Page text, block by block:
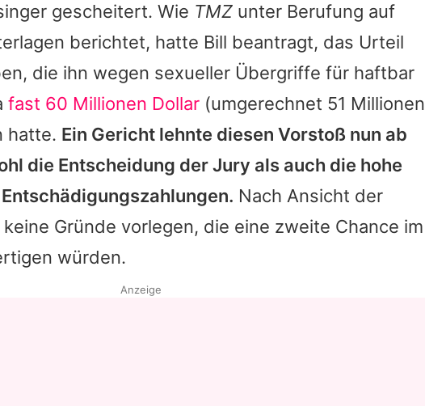
App runterladen
Team
Redaktionelle Richtlinien
Impressum
Datenschutzerklärung
Nutzungsbedingungen
Utiq verwalten
gescheitert. Wie TMZ unter Berufung auf
berichtet, hatte Bill beantragt, das Urteil
die ihn wegen sexueller Übergriffe für haftbar
fast 60 Millionen Dollar (umgerechnet 51 Millionen
hatte. Ein Gericht lehnte diesen Vorstoß nun ab
die Entscheidung der Jury als auch die hohe
Nach Ansicht der
Gründe vorlegen, die eine zweite Chance im
würden.
Anzeige